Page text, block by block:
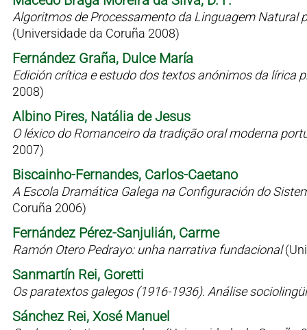
Algoritmos de Processamento da Linguagem Natural
(Universidade da Coruña 2008)
Fernández Graña, Dulce María
Edición crítica e estudo dos textos anónimos da lírica
2008)
Albino Pires, Natália de Jesus
O léxico do Romanceiro da tradição oral moderna
2007)
Biscainho-Fernandes, Carlos-Caetano
A Escola Dramática Galega na Configuración do
Coruña 2006)
Fernández Pérez-Sanjulián, Carme
Ramón Otero Pedrayo: unha narrativa fundacional
Sanmartín Rei, Goretti
Os paratextos galegos (1916-1936). Análise
Sánchez Rei, Xosé Manuel